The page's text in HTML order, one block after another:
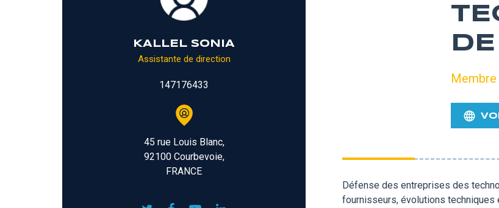
KALLEL SONIA
Assistante de direction
147176433
45 rue Louis Blanc,
92100 Courbevoie,
FRANCE
Défense des entreprises des
fournisseurs, évolutions